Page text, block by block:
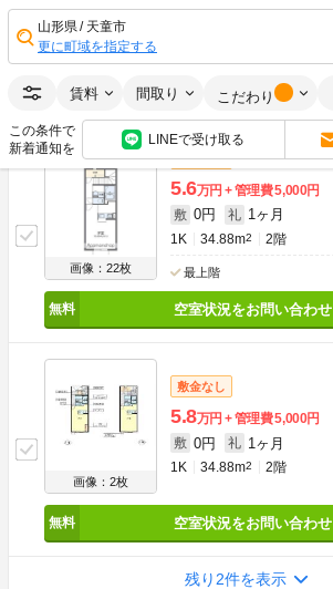
山形県 天童市
更に町域を指定する
賃料 間取り こだわり
この条件で
新着通知を
LINEで受け取る
画像：22枚
空室状況をお問い合わせ
画像：22枚
敷金なし
5.6万円 管理費5,000円
敷 0円 礼 1ヶ月
1K 34.88m2 2階
最上階
空室状況をお問い合わせ
画像：2枚
敷金なし
5.8万円 管理費5,000円
敷 0円 礼 1ヶ月
1K 34.88m2 2階
空室状況をお問い合わせ
残り2件を表示